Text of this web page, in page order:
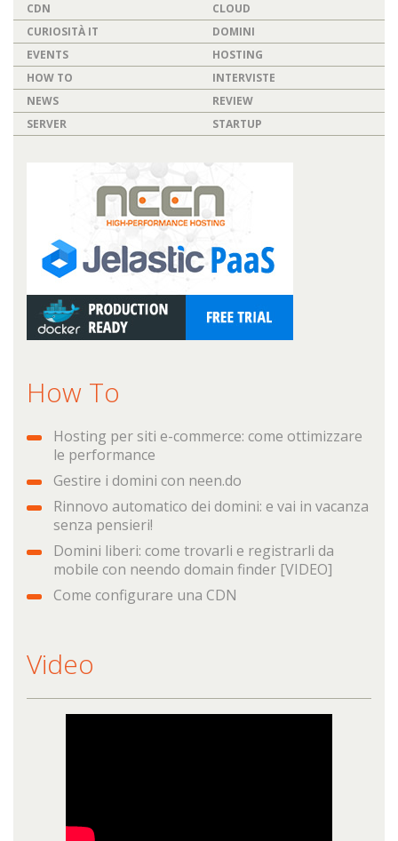
CDN
CLOUD
CURIOSITÀ IT
DOMINI
EVENTS
HOSTING
HOW TO
INTERVISTE
NEWS
REVIEW
SERVER
STARTUP
How To
Hosting per siti e-commerce: come ottimizzare
le performance
Gestire i domini con neen.do
Rinnovo automatico dei domini: e vai in vacanza
senza pensieri!
Domini liberi: come trovarli e registrarli da
mobile con neendo domain finder [VIDEO]
Come configurare una CDN
Video